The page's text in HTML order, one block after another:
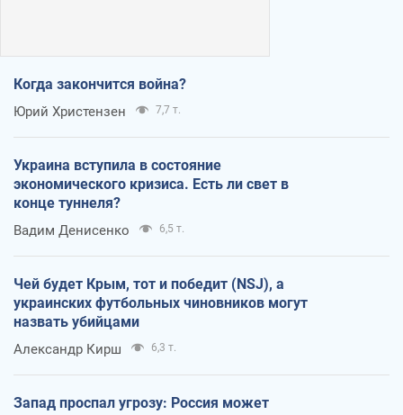
Когда закончится война?
Юрий Христензен 7,7 т.
Украина вступила в состояние
экономического кризиса. Есть ли свет в
конце туннеля?
Вадим Денисенко 6,5 т.
Чей будет Крым, тот и победит (NSJ), а
украинских футбольных чиновников могут
назвать убийцами
Александр Кирш 6,3 т.
Запад проспал угрозу: Россия может